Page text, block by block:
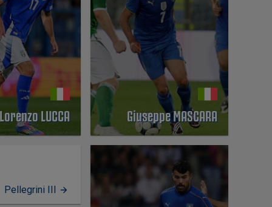
Lorenzo LUCCA Giuseppe MASCARA
Pellegrini III
PERFIL